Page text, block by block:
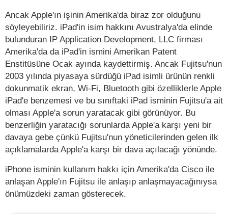
Ancak Apple'ın işinin Amerika'da biraz zor olduğunu
söyleyebiliriz. iPad'in isim hakkını Avustralya'da elinde
bulunduran IP Application Development, LLC firması
Amerika'da da iPad'in ismini Amerikan Patent
Enstitüsüne Ocak ayında kaydettirmiş. Ancak Fujitsu'nun
2003 yılında piyasaya sürdüğü iPad isimli ürünün renkli
dokunmatik ekran, Wi-Fi, Bluetooth gibi özelliklerle Apple
iPad'e benzemesi ve bu sınıftaki iPad isminin Fujitsu'a ait
olması Apple'a sorun yaratacak gibi görünüyor. Bu
benzerliğin yaratacığı sorunlarda Apple'a karşı yeni bir
davaya gebe çünkü Fujitsu'nun yöneticilerinden gelen ilk
açıklamalarda Apple'a karşı bir dava açılacağı yönünde.
iPhone isminin kullanım hakkı için Amerika'da Cisco ile
anlaşan Apple'ın Fujitsu ile anlaşıp anlaşmayacağınıysa
önümüzdeki zaman gösterecek.